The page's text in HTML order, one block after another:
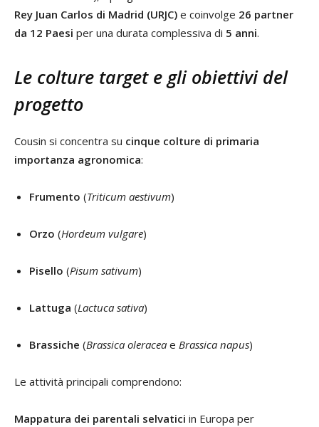
Rey Juan Carlos di Madrid (URJC) e coinvolge 26 partner
da 12 Paesi per una durata complessiva di 5 anni.
Le colture target e gli obiettivi del
progetto
Cousin si concentra su cinque colture di primaria
importanza agronomica:
Frumento (Triticum aestivum)
Orzo (Hordeum vulgare)
Pisello (Pisum sativum)
Lattuga (Lactuca sativa)
Brassiche (Brassica oleracea e Brassica napus)
Le attività principali comprendono:
Mappatura dei parentali selvatici in Europa per